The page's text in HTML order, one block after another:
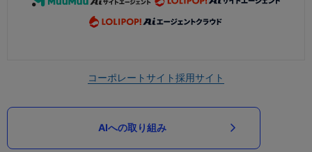
コーポレートサイト採用サイト
AIへの取り組み